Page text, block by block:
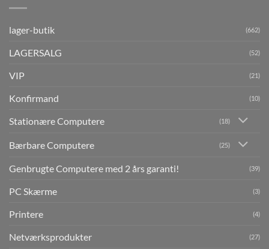
lager-butik (662)
LAGERSALG (52)
VIP (21)
Konfirmand (10)
Stationære Computere (18)
Bærbare Computere (25)
Genbrugte Computere med 2 års garanti! (39)
PC Skærme (3)
Printere (4)
Netværksprodukter (27)